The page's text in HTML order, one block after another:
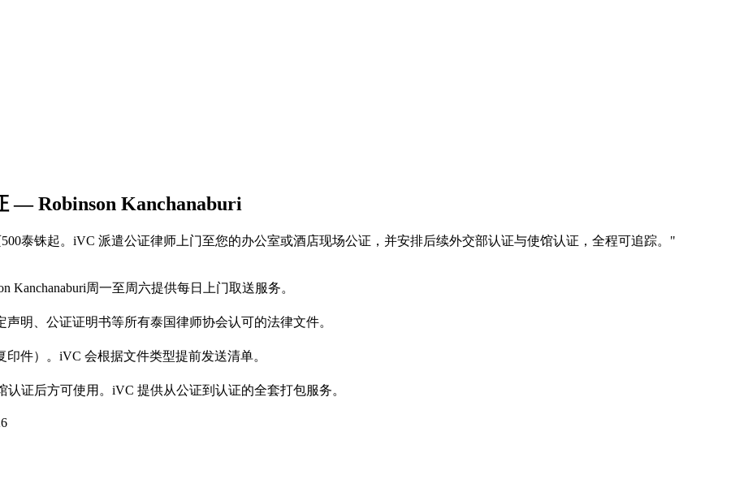
— Robinson Kanchanaburi
500泰铢起。iVC 派遣公证律师上门至您的办公室或酒店现场公证，并安排后续外交部认证与使馆认证，全程可追踪。 "
Kanchanaburi周一至周六提供每日上门取送服务。
明、公证证明书等所有泰国律师协会认可的法律文件。
件）。iVC 会根据文件类型提前发送清单。
证后方可使用。iVC 提供从公证到认证的全套打包服务。